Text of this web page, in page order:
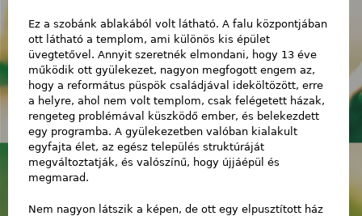
Ez a szobánk ablakából volt látható. A falu központjában
ott látható a templom, ami különös kis épület
üvegtetővel. Annyit szeretnék elmondani, hogy 13 éve
működik ott gyülekezet, nagyon megfogott engem az,
hogy a református püspök családjával ideköltözött, erre
a helyre, ahol nem volt templom, csak felégetett házak,
rengeteg problémával küszködő ember, és belekezdett
egy programba. A gyülekezetben valóban kialakult
egyfajta élet, az egész település struktúráját
megváltoztatják, és valószínű, hogy újjáépül és
megmarad.
Nem nagyon látszik a képen, de ott egy elpusztított ház